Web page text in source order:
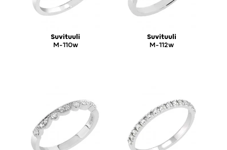
Suvituuli
M-110w
Suvituuli
M-112w